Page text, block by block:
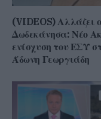
(VIDEOS) Αλλάζει
Δωδεκάνησα: Νέο
ενίσχυση του ΕΣΥ
Άδωνη Γεωργιάδη